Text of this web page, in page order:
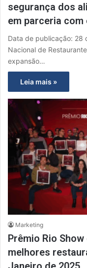
segurança dos
em parceria com
Data de publicação: 28
Nacional de
expansão…
Leia mais »
Marketing
Prêmio Rio
melhores